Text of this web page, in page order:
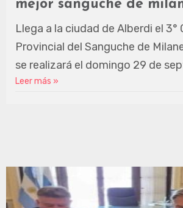
mejor sanguche de
Llega a la ciudad de Alberdi el 3°
Provincial del Sanguche de
se realizará el domingo 29 de
Leer más »